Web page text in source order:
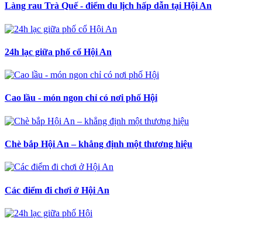
Làng rau Trà Quế - điểm du lịch hấp dẫn tại Hội An
24h lạc giữa phố cổ Hội An
Cao lầu - món ngon chỉ có nơi phố Hội
Chè bắp Hội An – khẳng định một thương hiệu
Các điểm đi chơi ở Hội An